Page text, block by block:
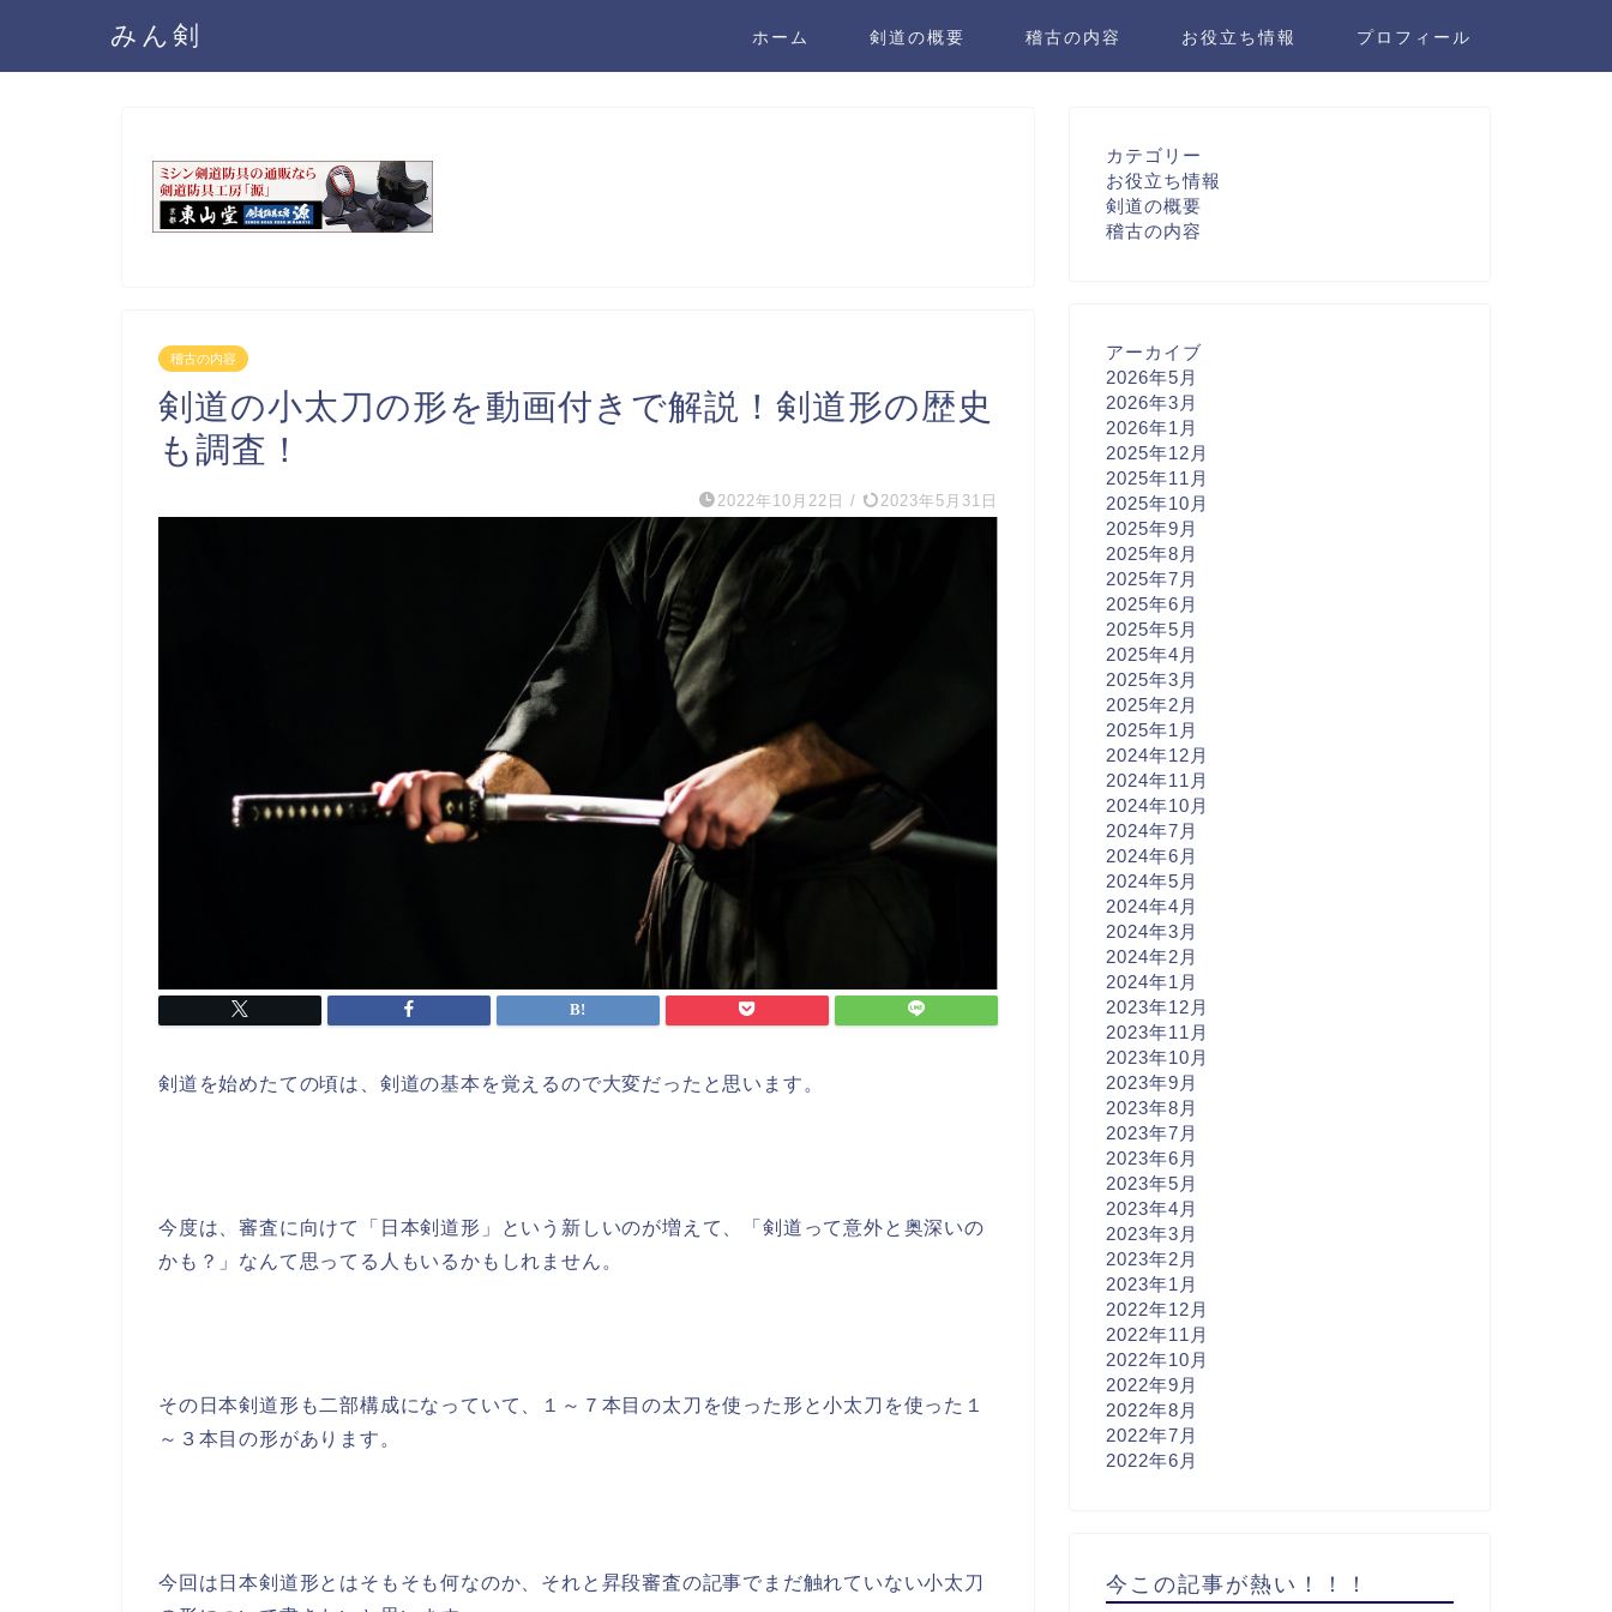
みん剣 ホーム 剣道の概要 稽古の内容 お役立ち情報 プロフィール
稽古の内容
剣道の小太刀の形を動画付きで解説！剣道形の歴史
も調査！
2022年10月22日 / 2023年5月31日
剣道を始めたての頃は、剣道の基本を覚えるので大変だったと思います。
今度は、審査に向けて「日本剣道形」という新しいのが増えて、「剣道って意外と奥深いの
かも？」なんて思ってる人もいるかもしれません。
その日本剣道形も二部構成になっていて、１～７本目の太刀を使った形と小太刀を使った１
～３本目の形があります。
今回は日本剣道形とはそもそも何なのか、それと昇段審査の記事でまだ触れていない小太刀
カテゴリー
お役立ち情報
剣道の概要
稽古の内容
アーカイブ
2026年5月
2026年3月
2026年1月
2025年12月
2025年11月
2025年10月
2025年9月
2025年8月
2025年7月
2025年6月
2025年5月
2025年4月
2025年3月
2025年2月
2025年1月
2024年12月
2024年11月
2024年10月
2024年7月
2024年6月
2024年5月
2024年4月
2024年3月
2024年2月
2024年1月
2023年12月
2023年11月
2023年10月
2023年9月
2023年8月
2023年7月
2023年6月
2023年5月
2023年4月
2023年3月
2023年2月
2023年1月
2022年12月
2022年11月
2022年10月
2022年9月
2022年8月
2022年7月
2022年6月
今この記事が熱い！！！